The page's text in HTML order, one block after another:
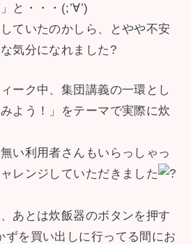
と・・・(;’∀’)
ていたのかしら、とやや不安
気分になれました?
ーク中、集団講義の一環とし
よう！」をテーマで実際に炊
い利用者さんもいらっしゃっ
レンジしていただきました
あとは炊飯器のボタンを押す
ずを買い出しに行ってる間にお